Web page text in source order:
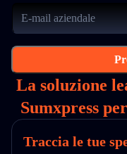
La soluzione
Sumxpress
Traccia le tue